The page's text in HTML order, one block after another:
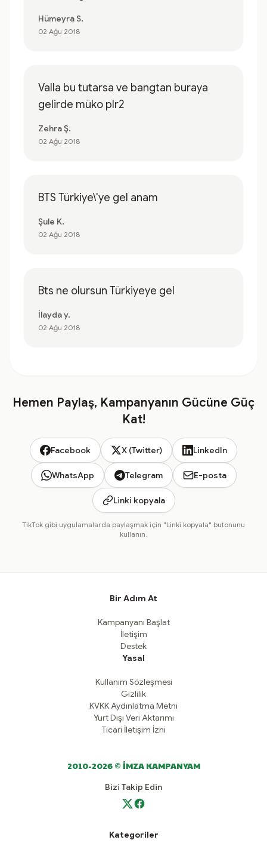
Hümeyra S.
02 Ağu 2018
Valla bu tutarsa ve bangtan buraya
gelirde müko plr2
Zehra Ş.
02 Ağu 2018
BTS Türkiye\'ye gel anam
Şule K.
02 Ağu 2018
Bts ne olursun Türkiyeye gel
İlayda y.
02 Ağu 2018
Hemen Paylaş, Kampanyanın Gücüne Güç
Kat!
Facebook X (Twitter) LinkedIn
WhatsApp Telegram E-posta
Linki kopyala
TikTok gibi uygulamalarda paylaşmak için "Linki kopyala" butonunu
kullanın.
Bir Adım At
Kampanyanı Başlat
İletişim
Destek
Yasal
Kullanım Sözleşmesi
Gizlilik
KVKK Aydınlatma Metni
Yurt Dışı Veri Aktarımı
Ticari İletişim İzni
2010-2026 © İMZA KAMPANYAM
Bizi Takip Edin
Kategoriler